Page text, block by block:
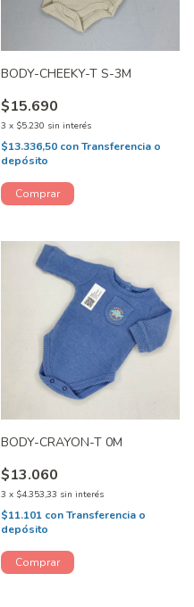
BODY-CHEEKY-T S-3M
$15.690
3 x $5.230 sin interés
$13.336,50 conTransferencia o
depósito
BODY-CRAYON-T 0M
$13.060
3 x $4.353,33 sin interés
$11.101 conTransferencia o
depósito